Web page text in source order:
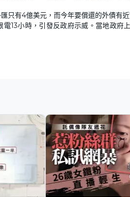
只有4億美元，而今年要償還的外債有
13小時，引發反政府示威。當地政府